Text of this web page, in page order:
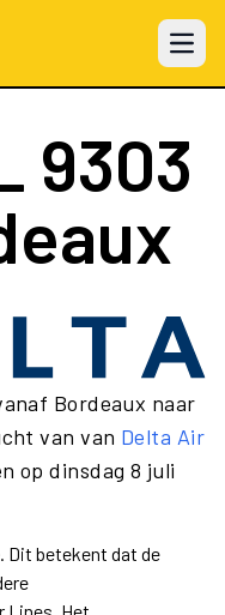
Open
9303
Bordeaux naar
van van Delta Air
op dinsdag 8 juli
Dit betekent dat de